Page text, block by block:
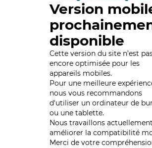
Version
disponible
Cette version du site n’est
encore optimisée pour les
appareils mobiles.
Pour une meilleure
nous vous recommandons
d'utiliser un ordinateur de
ou une tablette.
Nous travaillons
améliorer la compatibilité
Merci de votre